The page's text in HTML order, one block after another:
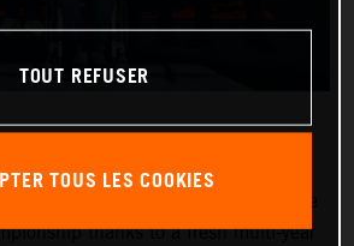
thanks to a fresh multi-year
TOUT REFUSER
TOUS LES COOKIES